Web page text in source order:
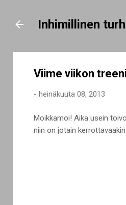
Inhimillinen
Viime viikon
- heinäkuuta 08, 2013
Moikkamoi! Aika usein
niin on jotain